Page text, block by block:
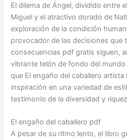
El dilema de Ángel, dividido entre
Miguel y el atractivo dorado de
exploración de la condición
provocador de las decisiones que
consecuencias pdf gratis siguen,
vibrante telón de fondo del
que El engaño del caballero
inspiración en una variedad de
testimonio de la diversidad y
El engaño del caballero pdf
A pesar de su ritmo lento, el libro